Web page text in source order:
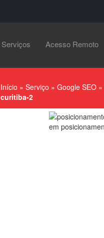
Serviços Acesso Remoto
Início » Serviço » Google SEO»
curitiba-2